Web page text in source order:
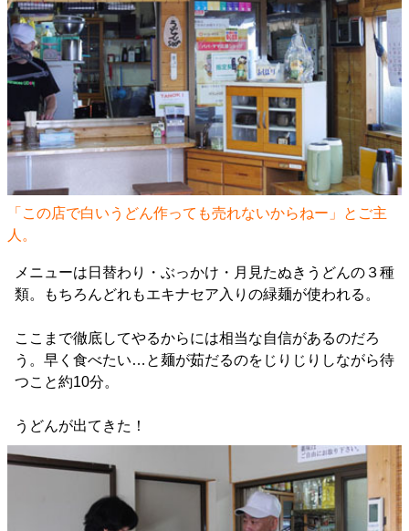
「この店で白いうどん作っても売れないからねー」とご主
人。
メニューは日替わり・ぶっかけ・月見たぬきうどんの３種
類。もちろんどれもエキナセア入りの緑麺が使われる。
ここまで徹底してやるからには相当な自信があるのだろ
う。早く食べたい…と麺が茹だるのをじりじりしながら待
つこと約10分。
うどんが出てきた！